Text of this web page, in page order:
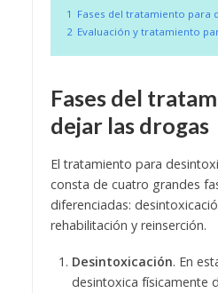
1 Fases del tratamiento para
2 Evaluación y tratamiento
Fases del
dejar las drogas
El tratamiento para
consta de cuatro grandes
diferenciadas:
rehabilitación y reinserción.
Desintoxicación. En
desintoxica físicamente